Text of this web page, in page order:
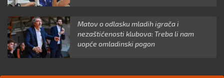
Matov o odlasku mladih igrača i
nezaštićenosti klubova: Treba li nam
uopće omladinski pogon